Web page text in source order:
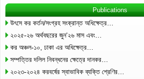
Publications
উৎসে কর কর্তন/সংগ্রহ সংক্রান্ত অধিক্ষেত্র…
২০২৫-২৬ অর্থবছরের জুন’২৬ মাস এবং…
কর অঞ্চল-১০, ঢাকা এর অধিক্ষেত্র…
সম্পত্তির দলিল নিবন্ধনের ক্ষেত্রে দানকর…
২০২৩-২০২৪ করবর্ষের স্বাভাবিক ব্যক্তি শ্রেণির…